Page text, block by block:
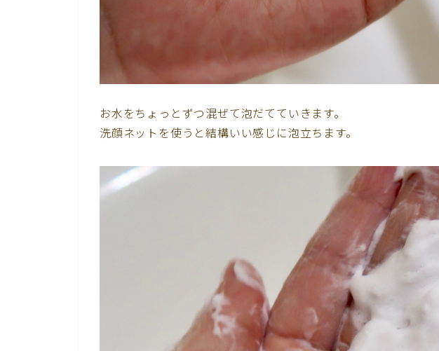
お水をちょっとずつ混ぜて泡だてていきます。
洗顔ネットを使うと結構いい感じに泡立ちます。